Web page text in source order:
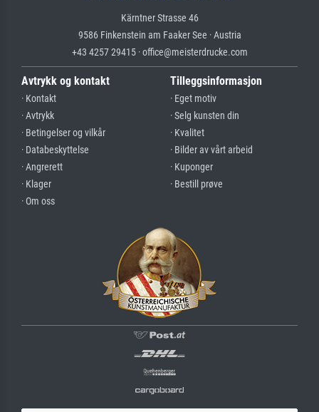
Kärntner Strasse 46
9586 Finkenstein am Faaker See · Austria
+43 4257 29415 · office@meisterdrucke.com
Avtrykk og kontakt
· Kontakt
· Avtrykk
· Betingelser og vilkår
· Databeskyttelse
· Angrerett
· Klager
· Om oss
Tilleggsinformasjon
· Eget motiv
· Selg kunsten din
· Kvalitet
· Bilder av vårt arbeid
· Kuponger
· Bestill prøve